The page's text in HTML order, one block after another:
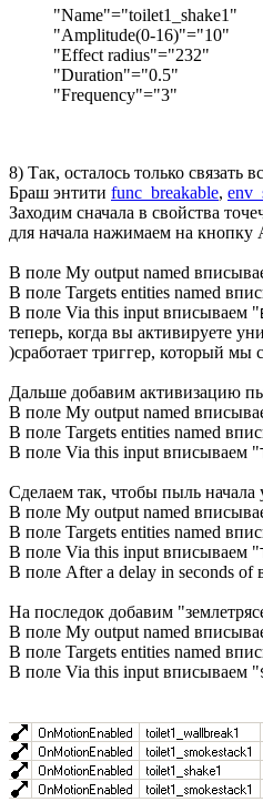
"Name"="toilet1_shake1"
"Amplitude(0-16)"="10"
"Effect radius"="232"
"Duration"="0.5"
"Frequency"="3"
8) Так, осталось только связать
Браш энтити func_breakable,
Заходим сначала в свойства
для начала нажимаем на кнопку
В поле My output named
В поле Targets entities named
В поле Via this input вписываем "
теперь, когда вы активируете
)сработает триггер, который
Дальше добавим активизацию
В поле My output named
В поле Targets entities named
В поле Via this input вписываем "
Сделаем так, чтобы пыль
В поле My output named
В поле Targets entities named
В поле Via this input вписываем "
В поле After a delay in seconds of
На последок добавим
В поле My output named
В поле Targets entities named
В поле Via this input вписываем "